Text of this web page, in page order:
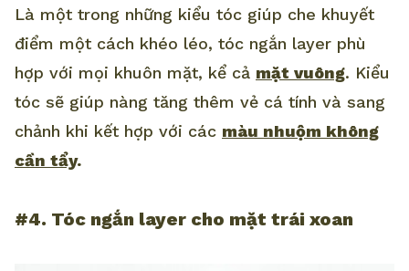
Là một trong những kiểu tóc giúp che khuyết
điểm một cách khéo léo, tóc ngắn layer phù
hợp với mọi khuôn mặt, kể cả mặt vuông. Kiểu
tóc sẽ giúp nàng tăng thêm vẻ cá tính và sang
chảnh khi kết hợp với các màu nhuộm không
cần tẩy.
#4. Tóc ngắn layer cho mặt trái xoan